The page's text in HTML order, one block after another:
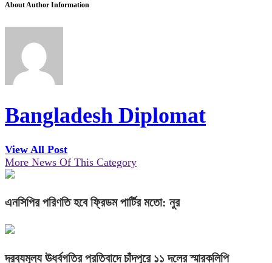
About Author Information
Bangladesh Diplomat
View All Post
More News Of This Category
এনসিপির পরিণতি হবে ফ্রিডম পার্টির মতো: নুর
দ্রব্যমূল্য ঊর্ধ্বগতির প্রতিবাদে চাঁদপুরে ১১ দলের স্মারকলিপি